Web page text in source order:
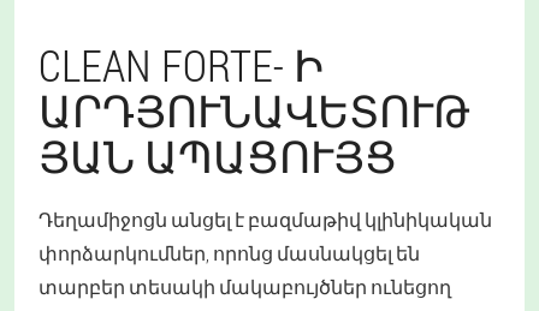
CLEAN FORTE- Ի
ԱՐԴՅՈՒՆԱՎԵՏՈՒԹ
ՅԱՆ ԱՊԱՑՈՒՅՑ
Դեղամիջոցն անցել է բազմաթիվ կլինիկական
փորձարկումներ, որոնց մասնակցել են
տարբեր տեսակի մակաբույծներ ունեցող